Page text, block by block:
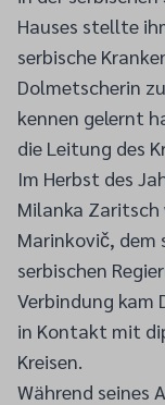
Hauses stellte
serbische
Dolmetscherin
kennen gelernt
die Leitung des
Im Herbst des
Milanka Zaritsch
Marinkovič,
serbischen
Verbindung kam
in Kontakt mit
Kreisen.
Während seines